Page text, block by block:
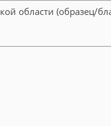
области (образец/